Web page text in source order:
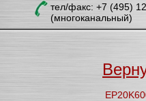
тел/факc: +7 (495)
(многоканальный)